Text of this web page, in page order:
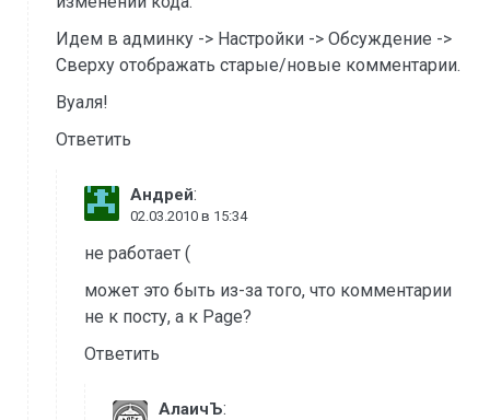
Идем в админку -> Настройки -> Обсуждение ->
Сверху отображать старые/новые комментарии.
Вуаля!
Ответить
Андрей:
02.03.2010 в 15:34
не работает (
может это быть из-за того, что комментарии
не к посту, а к Page?
Ответить
АлаичЪ: